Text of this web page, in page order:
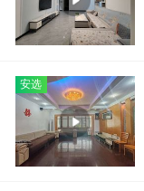
安选